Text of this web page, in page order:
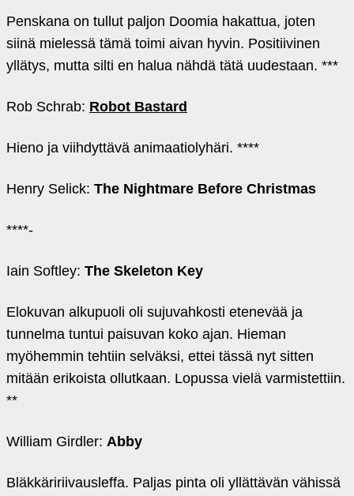
Penskana on tullut paljon Doomia hakattua, joten
siinä mielessä tämä toimi aivan hyvin. Positiivinen
yllätys, mutta silti en halua nähdä tätä uudestaan. ***
Rob Schrab: Robot Bastard
Hieno ja viihdyttävä animaatiolyhäri. ****
Henry Selick: The Nightmare Before Christmas
****-
Iain Softley: The Skeleton Key
Elokuvan alkupuoli oli sujuvahkosti etenevää ja
tunnelma tuntui paisuvan koko ajan. Hieman
myöhemmin tehtiin selväksi, ettei tässä nyt sitten
mitään erikoista ollutkaan. Lopussa vielä varmistettiin.
**
William Girdler: Abby
Bläkkäririivausleffa. Paljas pinta oli yllättävän vähissä